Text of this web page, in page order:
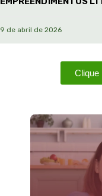
9 de abril de 2026
Clique